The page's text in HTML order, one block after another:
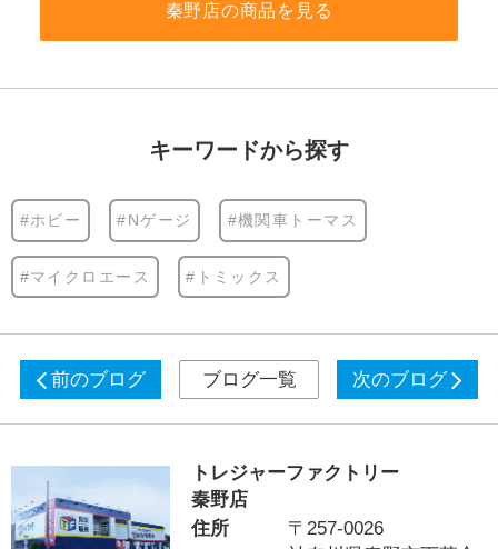
秦野店の商品を見る
キーワードから探す
#ホビー #Nゲージ #機関車トーマス
#マイクロエース #トミックス
前のブログ ブログ一覧 次のブログ
トレジャーファクトリー
秦野店
住所
〒257-0026